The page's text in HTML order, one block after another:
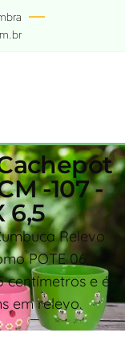
-107 -
6,5
Relevo
POTE 06,
centímetros e é
em relevo.